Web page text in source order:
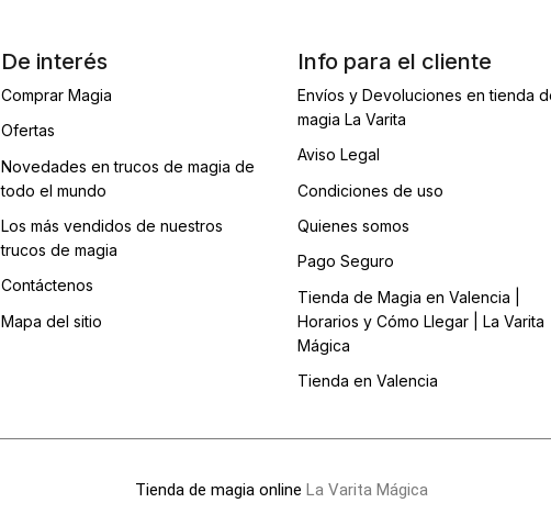
De interés
Comprar Magia
Ofertas
Novedades en trucos de magia de
todo el mundo
Los más vendidos de nuestros
trucos de magia
Contáctenos
Mapa del sitio
Info para el cliente
Envíos y Devoluciones en tienda
magia La Varita
Aviso Legal
Condiciones de uso
Quienes somos
Pago Seguro
Tienda de Magia en Valencia |
Horarios y Cómo Llegar | La Varita
Mágica
Tienda en Valencia
Tienda de magia online La Varita Mágica